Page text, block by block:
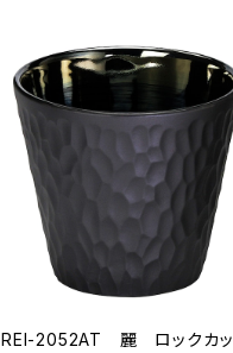
REI-2052AT 麗 ロックカッ